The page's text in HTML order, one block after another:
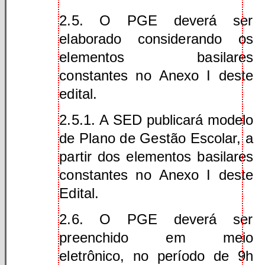
2.5. O PGE deverá ser
elaborado considerando os
elementos basilares
constantes no Anexo I deste
edital.
2.5.1. A SED publicará modelo
de Plano de Gestão Escolar, a
partir dos elementos basilares
constantes no Anexo I deste
Edital.
2.6. O PGE deverá ser
preenchido em meio
eletrônico, no período de 9h